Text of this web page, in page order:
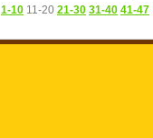
1-10 11-20 21-30 31-40 41-47